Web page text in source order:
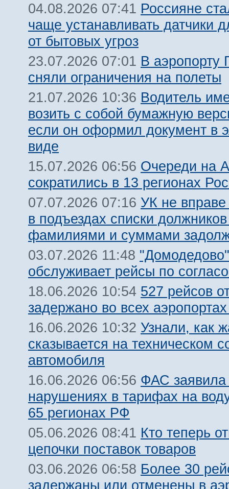
04.08.2026 07:41 Россияне
чаще устанавливать датчики
от бытовых угроз
23.07.2026 07:01 В аэропорту
сняли ограничения на полеты
21.07.2026 10:36 Водитель
возить с собой бумажную
если он оформил документ в
виде
15.07.2026 06:56 Очереди на
сократились в 13 регионах
07.07.2026 07:16 УК не
в подъездах списки
фамилиями и суммами
03.07.2026 11:48 "Домодедово"
обслуживает рейсы по
18.06.2026 10:54 527 рейсов
задержано во всех
16.06.2026 10:32 Узнали, как
сказывается на техническом
автомобиля
16.06.2026 06:56 ФАС заявила
нарушениях в тарифах на
65 регионах РФ
05.06.2026 08:41 Кто теперь
цепочки поставок товаров
03.06.2026 06:58 Более 30
задержаны или отменены в